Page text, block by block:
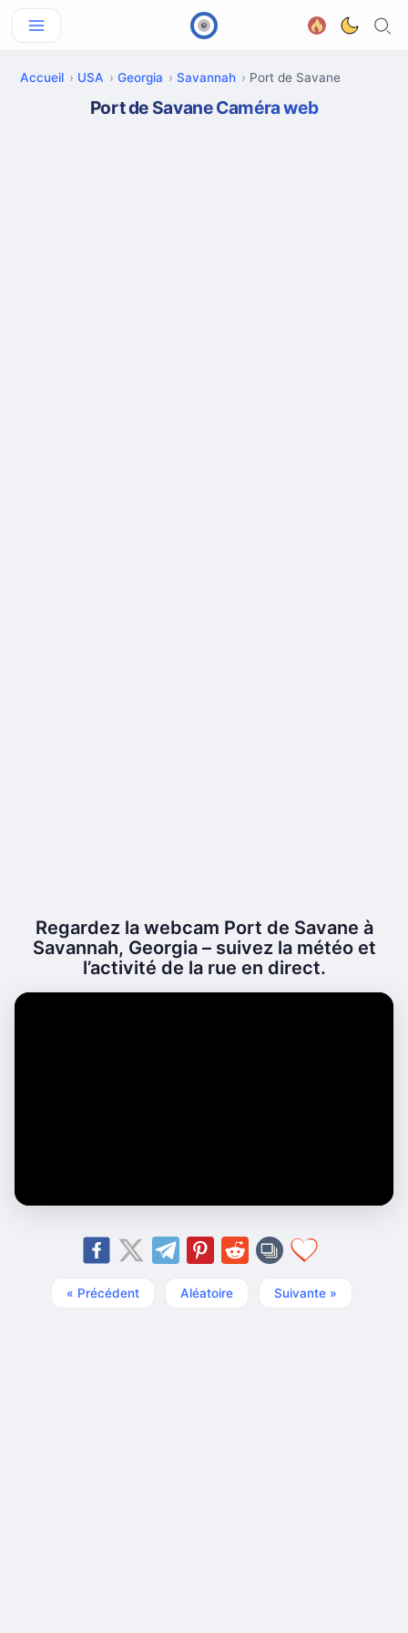
Accueil USA Georgia Savannah Port de Savane
Port de Savane Caméra web
Regardez la webcam Port de Savane à
Savannah, Georgia – suivez la météo et
l’activité de la rue en direct.
« Précédent Aléatoire Suivante »